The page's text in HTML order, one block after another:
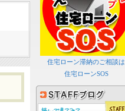
住宅ローン滞納のご相談は
住宅ローンSOS